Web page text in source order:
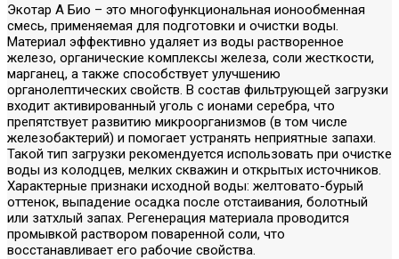
Экотар А Био – это многофункциональная ионообменная
смесь, применяемая для подготовки и очистки воды.
Материал эффективно удаляет из воды растворенное
железо, органические комплексы железа, соли жесткости,
марганец, а также способствует улучшению
органолептических свойств. В состав фильтрующей загрузки
входит активированный уголь с ионами серебра, что
препятствует развитию микроорганизмов (в том числе
железобактерий) и помогает устранять неприятные запахи.
Такой тип загрузки рекомендуется использовать при очистке
воды из колодцев, мелких скважин и открытых источников.
Характерные признаки исходной воды: желтовато-бурый
оттенок, выпадение осадка после отстаивания, болотный
или затхлый запах. Регенерация материала проводится
промывкой раствором поваренной соли, что
восстанавливает его рабочие свойства.